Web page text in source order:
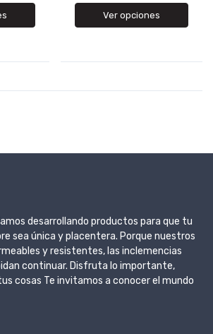
Ver opciones
desarrollando productos para que tu
sea única y placentera. Porque nuestros
y resistentes, las inclemencias
continuar. Disfruta lo importante,
cosas Te invitamos a conocer el mundo